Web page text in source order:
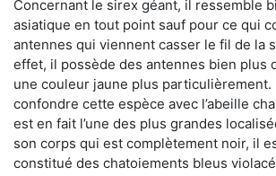
Concernant le sirex géant, il ressemble
asiatique en tout point sauf pour ce qui
antennes qui viennent casser le fil de la
effet, il possède des antennes bien plus
une couleur jaune plus particulièrement.
confondre cette espèce avec l’abeille
est en fait l’une des plus grandes
son corps qui est complètement noir, il
constitué des chatoiements bleus